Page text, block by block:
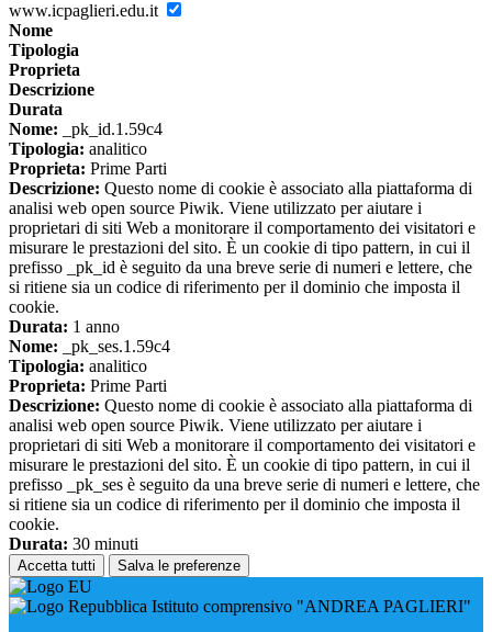
www.icpaglieri.edu.it
Nome
Tipologia
Proprieta
Descrizione
Durata
Nome: _pk_id.1.59c4
Tipologia: analitico
Proprieta: Prime Parti
Descrizione: Questo nome di cookie è associato alla piattaforma di
analisi web open source Piwik. Viene utilizzato per aiutare i
proprietari di siti Web a monitorare il comportamento dei visitatori e
misurare le prestazioni del sito. È un cookie di tipo pattern, in cui il
prefisso _pk_id è seguito da una breve serie di numeri e lettere, che
si ritiene sia un codice di riferimento per il dominio che imposta il
cookie.
Durata: 1 anno
Nome: _pk_ses.1.59c4
Tipologia: analitico
Proprieta: Prime Parti
Descrizione: Questo nome di cookie è associato alla piattaforma di
analisi web open source Piwik. Viene utilizzato per aiutare i
proprietari di siti Web a monitorare il comportamento dei visitatori e
misurare le prestazioni del sito. È un cookie di tipo pattern, in cui il
prefisso _pk_ses è seguito da una breve serie di numeri e lettere, che
si ritiene sia un codice di riferimento per il dominio che imposta il
cookie.
Durata: 30 minuti
Accetta tutti Salva le preferenze
Istituto comprensivo "ANDREA PAGLIERI"